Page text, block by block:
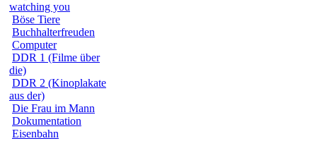
watching you
Böse Tiere
Buchhalterfreuden
Computer
DDR 1 (Filme über
die)
DDR 2 (Kinoplakate
aus der)
Die Frau im Mann
Dokumentation
Eisenbahn